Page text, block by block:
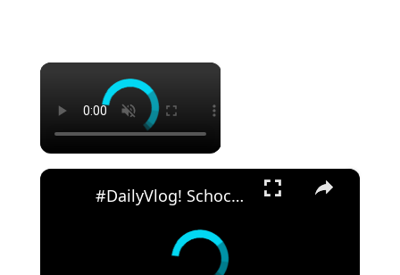
×
×
#DailyVlog! Schocknachrichten am Dienstag. Wie geht es jetzt weiter mit Chicago P.D?